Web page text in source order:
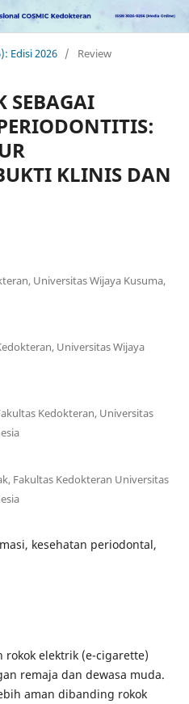
Edisi 2026 / Review
SEBAGAI
KLINIS DAN
Universitas Wijaya Kusuma,
Universitas Wijaya
Kedokteran, Universitas
Fakultas Kedokteran Universitas
kesehatan periodontal,
rokok elektrik (e-cigarette)
remaja dan dewasa muda.
aman dibanding rokok